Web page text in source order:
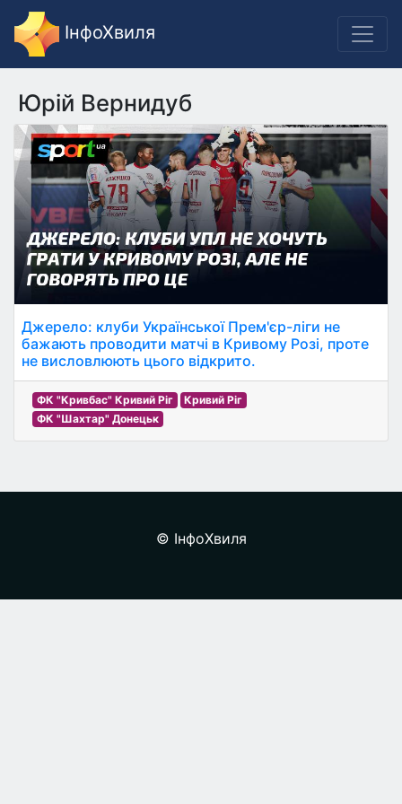
ІнфоХвиля
Юрій Вернидуб
Джерело: клуби Української Прем'єр-ліги не
бажають проводити матчі в Кривому Розі, проте
не висловлюють цього відкрито.
ФК "Кривбас" Кривий Ріг
Кривий Ріг
ФК "Шахтар" Донецьк
© ІнфоХвиля